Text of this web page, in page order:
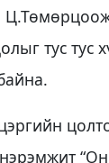
тус тус